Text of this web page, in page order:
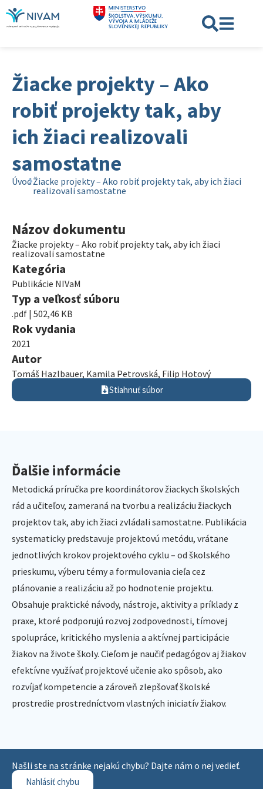
Žiacke projekty – Ako
robiť projekty tak, aby
ich žiaci realizovali
samostatne
ÚvodŽiacke projekty – Ako robiť projekty tak, aby ich žiaci
realizovali samostatne
Názov dokumentu
Žiacke projekty – Ako robiť projekty tak, aby ich žiaci
realizovali samostatne
Kategória
Publikácie NIVaM
Typ a veľkosť súboru
.pdf | 502,46 KB
Rok vydania
2021
Autor
Tomáš Hazlbauer, Kamila Petrovská, Filip Hotový
Stiahnuť súbor
Ďalšie informácie
Metodická príručka pre koordinátorov žiackych školských
rád a učiteľov, zameraná na tvorbu a realizáciu žiackych
projektov tak, aby ich žiaci zvládali samostatne. Publikácia
systematicky predstavuje projektovú metódu, vrátane
jednotlivých krokov projektového cyklu – od školského
prieskumu, výberu témy a formulovania cieľa cez
plánovanie a realizáciu až po hodnotenie projektu.
Obsahuje praktické návody, nástroje, aktivity a príklady z
praxe, ktoré podporujú rozvoj zodpovednosti, tímovej
spolupráce, kritického myslenia a aktívnej participácie
žiakov na živote školy. Cieľom je naučiť pedagógov aj žiakov
efektívne využívať projektové učenie ako spôsob, ako
rozvíjať kompetencie a zároveň zlepšovať školské
prostredie prostredníctvom vlastných iniciatív žiakov.
Našli ste na stránke nejakú chybu? Dajte nám o nej vedieť.
Nahlásiť chybu